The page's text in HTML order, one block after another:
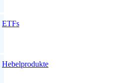
ETFs
Hebelprodukte